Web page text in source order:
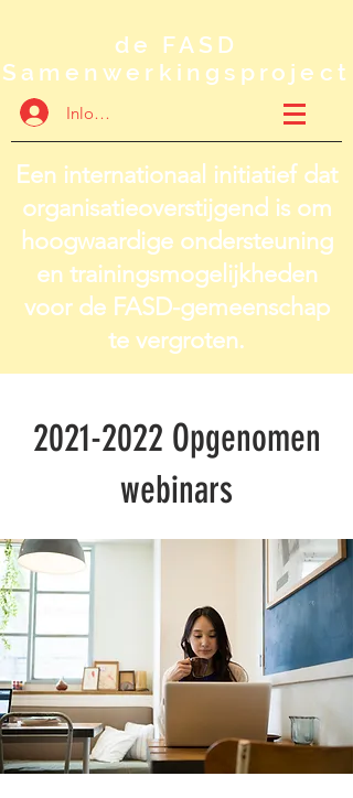
de FASD
Samenwerkingsproject
Inloggen
Een internationaal initiatief dat
organisatieoverstijgend is om
hoogwaardige ondersteuning
en trainingsmogelijkheden
voor de FASD-gemeenschap
te vergroten.
2021-2022 Opgenomen
webinars